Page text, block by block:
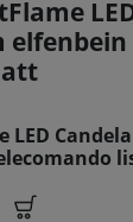
elfenbein
LED